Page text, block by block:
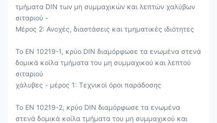
τμήματα DIN των μη συμμαχικών και λεπτών χαλύβων
σιταριού -
Μέρος 2: Ανοχές, διαστάσεις και τμηματικές ιδιότητες
Το EN 10219-1, κρύο DIN διαμόρφωσε τα ενωμένα στενά
δομικά κοίλα τμήματα του μη συμμαχικού και λεπτού
σιταριού
χάλυβες - μέρος 1: Τεχνικοί όροι παράδοσης
Το EN 10219-2, κρύο DIN διαμόρφωσε τα ενωμένα
στενά δομικά κοίλα τμήματα του μη συμμαχικού και